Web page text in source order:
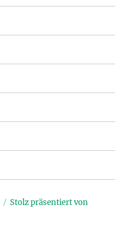
Stolz präsentiert von